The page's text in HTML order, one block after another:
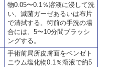
物0.05〜0.1％溶液に浸して洗
い、滅菌ガーゼあるいは布片
で清拭する。術前の手洗の場
合には、5〜10分間ブラッシ
ングする。
手術前局所皮膚面をベンゼト
ニウム塩化物0.1％溶液で約5